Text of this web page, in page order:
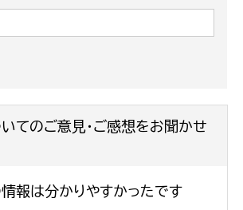
てのご意見・ご感想をお聞かせ
報は分かりやすかったです